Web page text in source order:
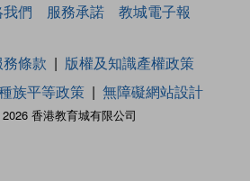
們 服務承諾 教城電子報
香港教育城有限公司
務條款
版權及知識產權政策
族平等政策 無障礙網站設計